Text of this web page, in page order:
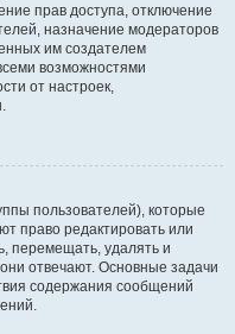
прав доступа, отключение
назначение модераторов
им создателем
возможностями
от настроек,
пользователей), которые
право редактировать или
перемещать, удалять и
отвечают. Основные задачи
содержания сообщений